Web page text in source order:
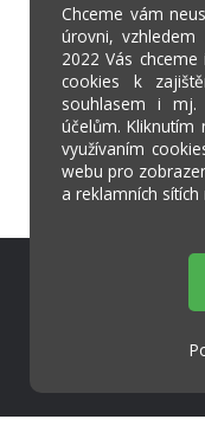
Chceme vám
úrovni,
2022 Vás
cookies k
souhlasem i mj.
účelům. Kliknutím
využívaním
webu pro
a reklamních